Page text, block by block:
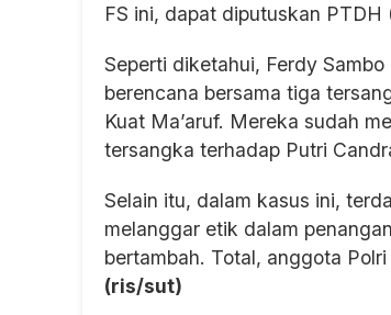
FS ini, dapat diputuskan PTDH
Seperti diketahui, Ferdy
berencana bersama tiga
Kuat Ma’aruf. Mereka sudah
tersangka terhadap Putri
Selain itu, dalam kasus ini,
melanggar etik dalam
bertambah. Total, anggota
(ris/sut)